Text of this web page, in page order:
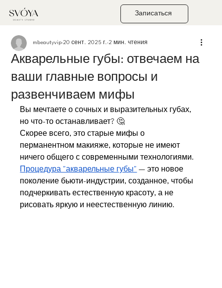
Записаться
Акварельные губы: отвечаем на
ваши главные вопросы и
развенчиваем мифы
mbeautyvip 20 сент. 2025 г. 2 мин. чтения
Вы мечтаете о сочных и выразительных губах,
но что-то останавливает? 🤔
Скорее всего, это старые мифы о
перманентном макияже, которые не имеют
ничего общего с современными технологиями.
Процедура "акварельные губы" — это новое
поколение бьюти-индустрии, созданное, чтобы
подчеркивать естественную красоту, а не
рисовать яркую и неестественную линию.